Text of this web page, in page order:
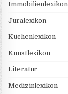
Immobilienlexikon
Juralexikon
Küchenlexikon
Kunstlexikon
Literatur
Medizinlexikon